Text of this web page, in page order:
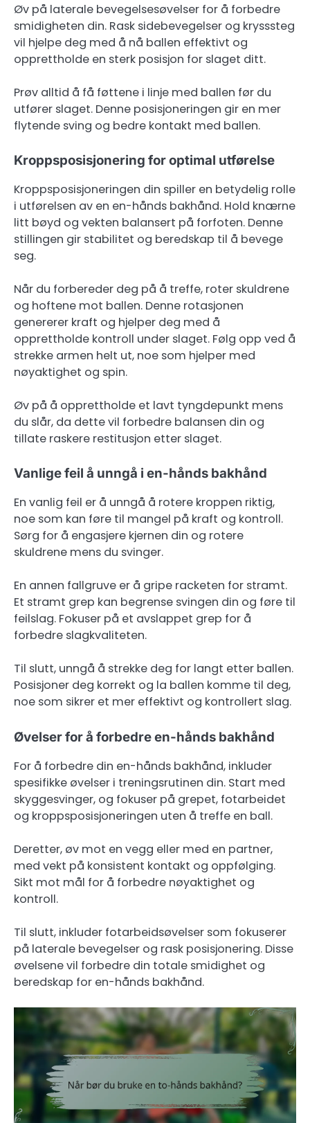
Øv på laterale bevegelsesøvelser for å forbedre
smidigheten din. Rask sidebevegelser og krysssteg
vil hjelpe deg med å nå ballen effektivt og
opprettholde en sterk posisjon for slaget ditt.
Prøv alltid å få føttene i linje med ballen før du
utfører slaget. Denne posisjoneringen gir en mer
flytende sving og bedre kontakt med ballen.
Kroppsposisjonering for optimal utførelse
Kroppsposisjoneringen din spiller en betydelig rolle
i utførelsen av en en-hånds bakhånd. Hold knærne
litt bøyd og vekten balansert på forfoten. Denne
stillingen gir stabilitet og beredskap til å bevege
seg.
Når du forbereder deg på å treffe, roter skuldrene
og hoftene mot ballen. Denne rotasjonen
genererer kraft og hjelper deg med å
opprettholde kontroll under slaget. Følg opp ved å
strekke armen helt ut, noe som hjelper med
nøyaktighet og spin.
Øv på å opprettholde et lavt tyngdepunkt mens
du slår, da dette vil forbedre balansen din og
tillate raskere restitusjon etter slaget.
Vanlige feil å unngå i en-hånds bakhånd
En vanlig feil er å unngå å rotere kroppen riktig,
noe som kan føre til mangel på kraft og kontroll.
Sørg for å engasjere kjernen din og rotere
skuldrene mens du svinger.
En annen fallgruve er å gripe racketen for stramt.
Et stramt grep kan begrense svingen din og føre til
feilslag. Fokuser på et avslappet grep for å
forbedre slagkvaliteten.
Til slutt, unngå å strekke deg for langt etter ballen.
Posisjoner deg korrekt og la ballen komme til deg,
noe som sikrer et mer effektivt og kontrollert slag.
Øvelser for å forbedre en-hånds bakhånd
For å forbedre din en-hånds bakhånd, inkluder
spesifikke øvelser i treningsrutinen din. Start med
skyggesvinger, og fokuser på grepet, fotarbeidet
og kroppsposisjoneringen uten å treffe en ball.
Deretter, øv mot en vegg eller med en partner,
med vekt på konsistent kontakt og oppfølging.
Sikt mot mål for å forbedre nøyaktighet og
kontroll.
Til slutt, inkluder fotarbeidsøvelser som fokuserer
på laterale bevegelser og rask posisjonering. Disse
øvelsene vil forbedre din totale smidighet og
beredskap for en-hånds bakhånd.